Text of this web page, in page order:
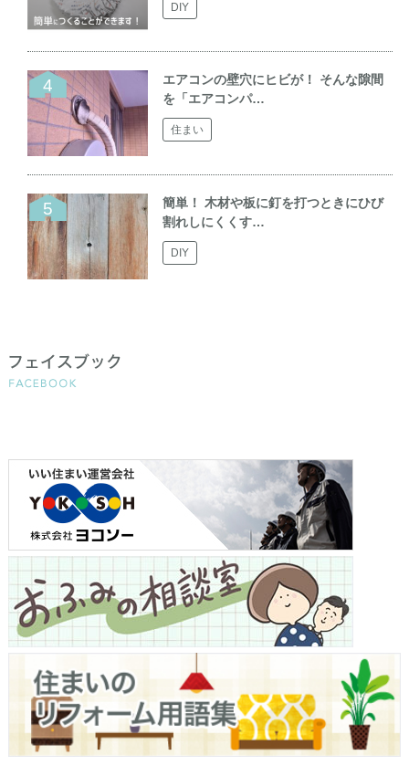
DIY
エアコンの壁穴にヒビが！ そんな隙間
を「エアコンパ…
住まい
簡単！ 木材や板に釘を打つときにひび
割れしにくくす…
DIY